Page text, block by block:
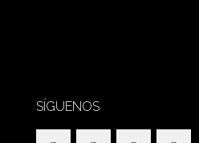
SÍGUENOS